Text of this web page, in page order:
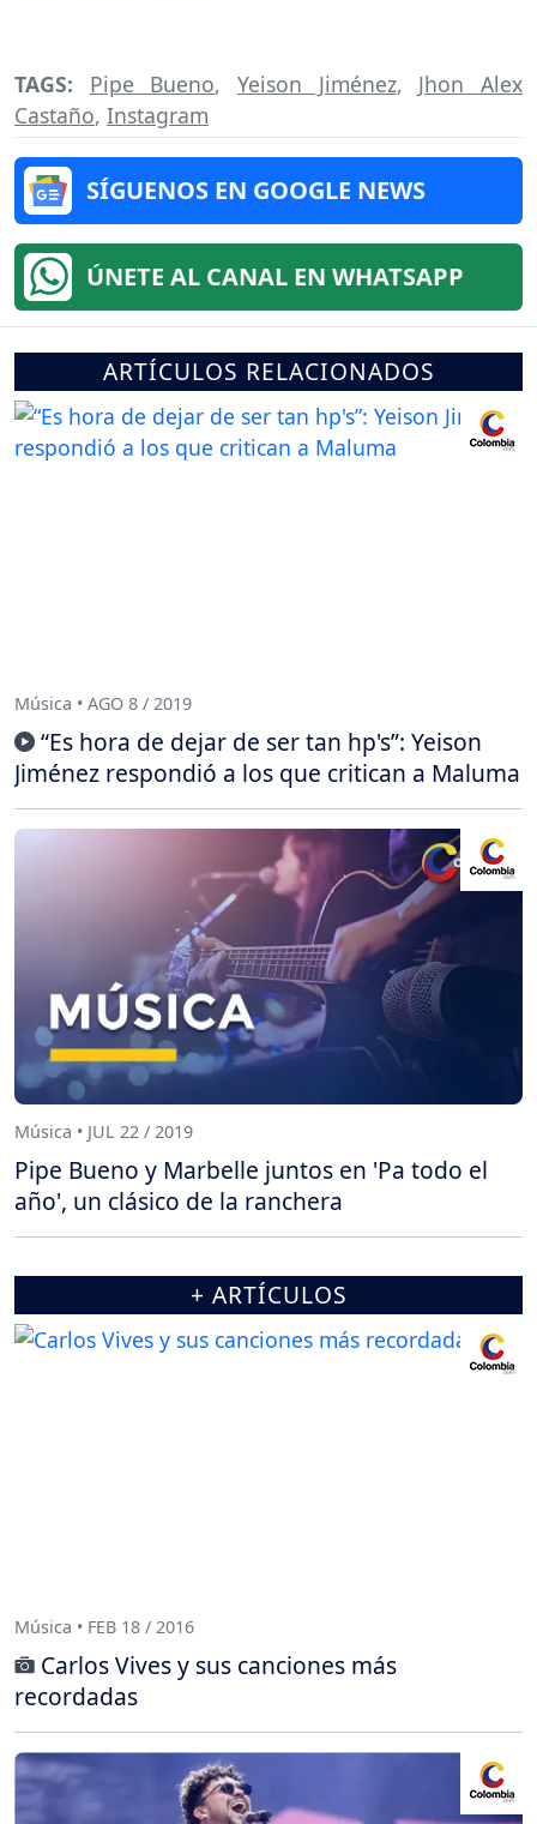
TAGS: Pipe Bueno,Yeison Jiménez, Jhon Alex
Castaño, Instagram
SÍGUENOS EN GOOGLE NEWS
ÚNETE AL CANAL EN WHATSAPP
ARTÍCULOS RELACIONADOS
Música • AGO 8 / 2019
“Es hora de dejar de ser tan hp's”: Yeison
Jiménez respondió a los que critican a Maluma
Música • JUL 22 / 2019
Pipe Bueno y Marbelle juntos en 'Pa todo el
año', un clásico de la ranchera
+ ARTÍCULOS
Música • FEB 18 / 2016
Carlos Vives y sus canciones más
recordadas